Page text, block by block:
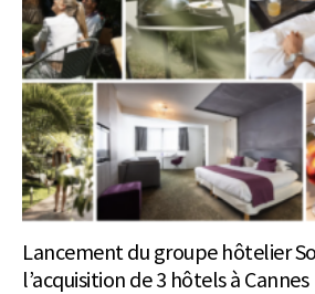
Lancement du groupe hôtelier
l’acquisition de 3 hôtels à Cannes